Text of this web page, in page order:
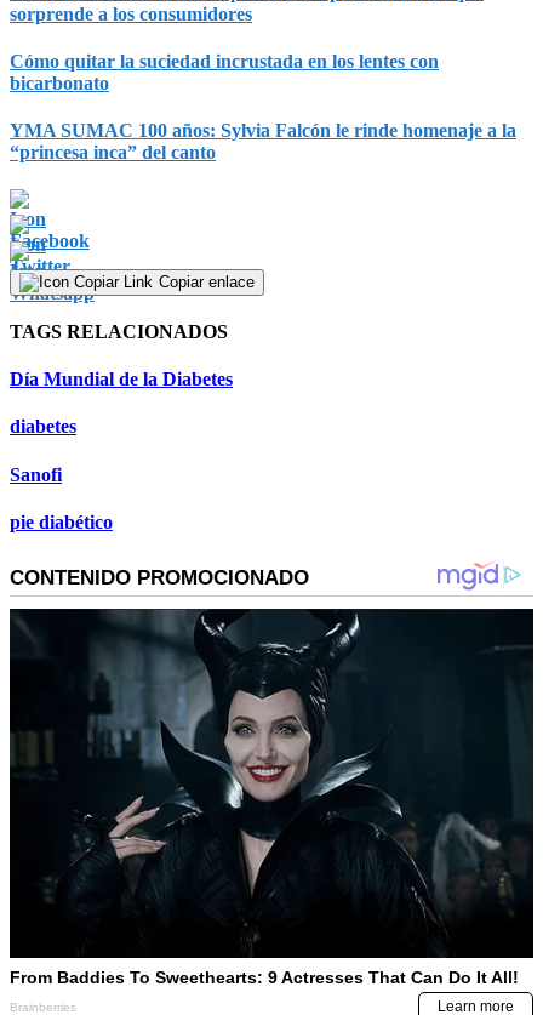
sorprende a los consumidores
Cómo quitar la suciedad incrustada en los lentes con
bicarbonato
YMA SUMAC 100 años: Sylvia Falcón le rinde homenaje a la
“princesa inca” del canto
Copiar enlace
TAGS RELACIONADOS
Día Mundial de la Diabetes
diabetes
Sanofi
pie diabético